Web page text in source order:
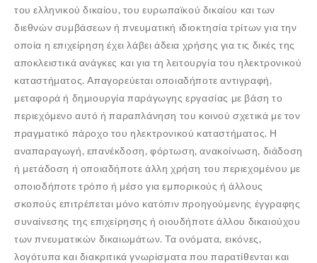
του ελληνικού δικαίου, του ευρωπαϊκού δικαίου και των
διεθνών συμβάσεων ή πνευματική ιδιοκτησία τρίτων για την
οποία η επιχείρηση έχει λάβει άδεια χρήσης για τις δικές της
αποκλειστικά ανάγκες και για τη λειτουργία του ηλεκτρονικού
καταστήματος. Απαγορεύεται οποιαδήποτε αντιγραφή,
μεταφορά ή δημιουργία παράγωγης εργασίας με βάση το
περιεχόμενο αυτό ή παραπλάνηση του κοινού σχετικά με τον
πραγματικό πάροχο του ηλεκτρονικού καταστήματος. Η
αναπαραγωγή, επανέκδοση, φόρτωση, ανακοίνωση, διάδοση
ή μετάδοση ή οποιαδήποτε άλλη χρήση του περιεχομένου με
οποιοδήποτε τρόπο ή μέσο για εμπορικούς ή άλλους
σκοπούς επιτρέπεται μόνο κατόπιν προηγούμενης έγγραφης
συναίνεσης της επιχείρησης ή οιουδήποτε άλλου δικαιούχου
των πνευματικών δικαιωμάτων. Τα ονόματα, εικόνες,
λογότυπα και διακριτικά γνωρίσματα που παρατίθενται και